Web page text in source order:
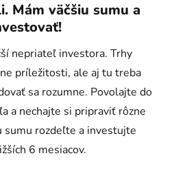
Mám väčšiu sumu a
nepriateľ investora. Trhy
príležitosti, ale aj tu treba
sa rozumne. Povolajte do
a nechajte si pripraviť rôzne
sumu rozdeľte a investujte
6 mesiacov.